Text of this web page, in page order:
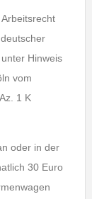
Hinweis
vom
1 K
oder in der
30 Euro